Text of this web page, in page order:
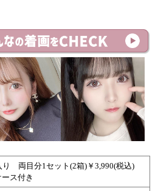
り 両目分1セット(2箱)￥3,990(税込)
ス付き